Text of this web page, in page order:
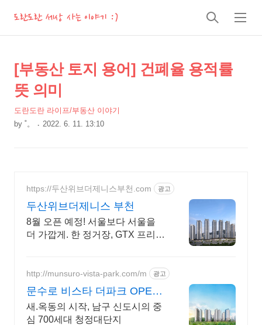
도란도란 세상 사는 이야기 :)
검
메
상
세
컨
텐
츠
본
문
제
목
[부동산 토지 용어] 건폐율 용적률
뜻 의미
도란도란 라이프/부동산 이야기
by ˚。 2022. 6. 11. 13:10
https://두산위브더제니스부천.com 광고
두산위브더제니스 부천
8월 오픈 예정! 서울보다 서울을
더 가깝게. 한 정거장, GTX 프리미
http://munsuro-vista-park.com/m 광고
문수로 비스타 더파크 OPEN
예정
새.옥동의 시작, 남구 신도시의 중
심 700세대 청정대단지